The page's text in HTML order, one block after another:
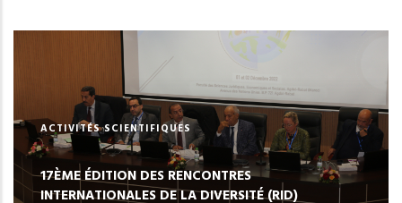
ACTIVITÉS SCIENTIFIQUES
17ÈME ÉDITION DES RENCONTRES
INTERNATIONALES DE LA DIVERSITÉ (RID)